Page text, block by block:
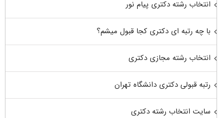
انتخاب رشته دکتری پیام نور
با چه رتبه ای دکتری کجا قبول میشم؟
انتخاب رشته مجازی دکتری
رتبه قبولی دکتری دانشگاه تهران
سایت انتخاب رشته دکتری